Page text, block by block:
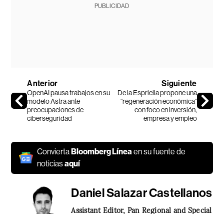
PUBLICIDAD
Anterior
OpenAI pausa trabajos en su
modelo Astra ante
preocupaciones de
ciberseguridad
Siguiente
De la Espriella propone una
“regeneración económica”
con foco en inversión,
empresa y empleo
ConviertaBloomberg Líneaen su fuente de
noticiasaquí
Daniel Salazar Castellanos
Assistant Editor, Pan Regional and Special